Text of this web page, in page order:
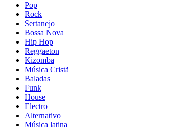
Pop
Rock
Sertanejo
Bossa Nova
Hip Hop
Reggaeton
Kizomba
Música Cristã
Baladas
Funk
House
Electro
Alternativo
Música latina